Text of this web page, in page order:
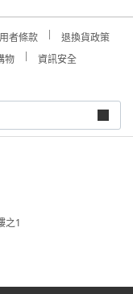
者條款
退換貨政策
物
資訊安全
之1